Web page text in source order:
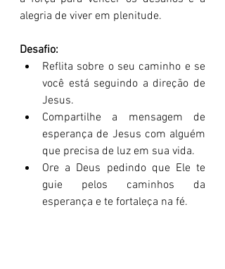
alegria de viver em plenitude.
Desafio:
Reflita sobre o seu caminho e se
você está seguindo a direção de
Jesus.
Compartilhe a mensagem de
esperança de Jesus com alguém
que precisa de luz em sua vida.
Ore a Deus pedindo que Ele te
guie pelos caminhos da
esperança e te fortaleça na fé.